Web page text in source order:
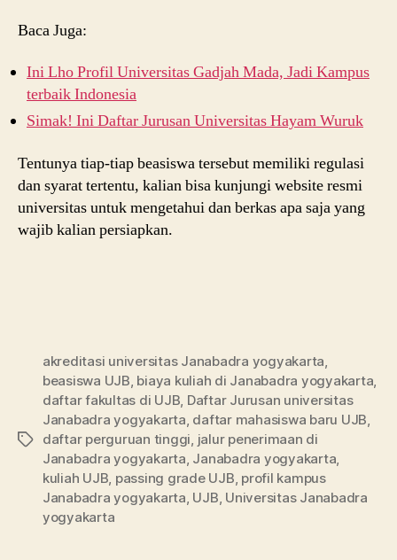
Baca Juga:
Ini Lho Profil Universitas Gadjah Mada, Jadi Kampus
terbaik Indonesia
Simak! Ini Daftar Jurusan Universitas Hayam Wuruk
Tentunya tiap-tiap beasiswa tersebut memiliki regulasi
dan syarat tertentu, kalian bisa kunjungi website resmi
universitas untuk mengetahui dan berkas apa saja yang
wajib kalian persiapkan.
Tags
akreditasi universitas Janabadra yogyakarta
beasiswa UJB biaya kuliah di Janabadra yogyakarta
daftar fakultas di UJB Daftar Jurusan universitas
Janabadra yogyakarta daftar mahasiswa baru UJB
daftar perguruan tinggi jalur penerimaan di
Janabadra yogyakarta Janabadra yogyakarta
kuliah UJB passing grade UJB profil kampus
Janabadra yogyakarta UJB Universitas Janabadra
yogyakarta